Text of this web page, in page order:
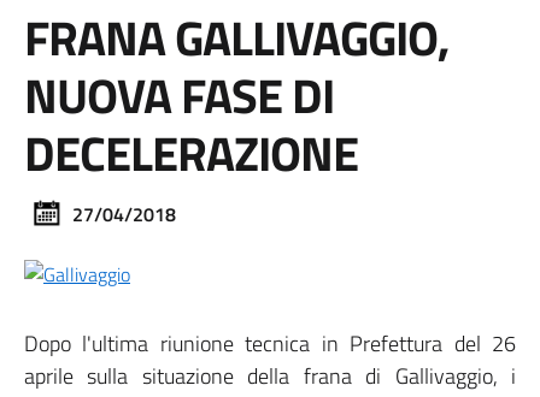
FRANA GALLIVAGGIO,
NUOVA FASE DI
DECELERAZIONE
27/04/2018
​Dopo l'ultima riunione tecnica in Prefettura del 26
aprile sulla situazione della frana di Gallivaggio, i